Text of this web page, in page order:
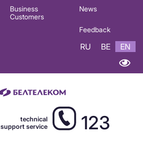
Business
Customers
News
Feedback
RU BE EN
technical
service
123